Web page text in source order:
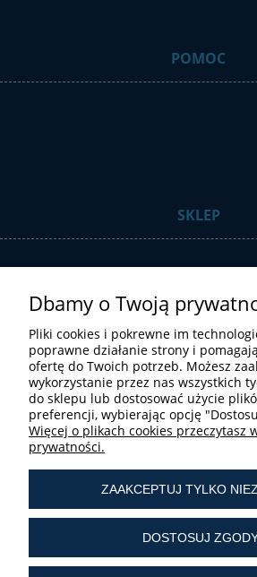
POMOC
SKLEP
STREFA
tel.:+ 48 603 190
tel.:+ 48 41 361 25
e-mail:
Dbamy o Twoją
Pliki cookies i pokrewne im
poprawne działanie strony i
ofertę do Twoich potrzeb. Możesz
wykorzystanie przez nas wszystkich
do sklepu lub dostosować użycie
preferencji, wybierając opcję
Więcej o plikach cookies przeczytasz
prywatności.
ZAAKCEPTUJ TYLKO
DOSTOSUJ